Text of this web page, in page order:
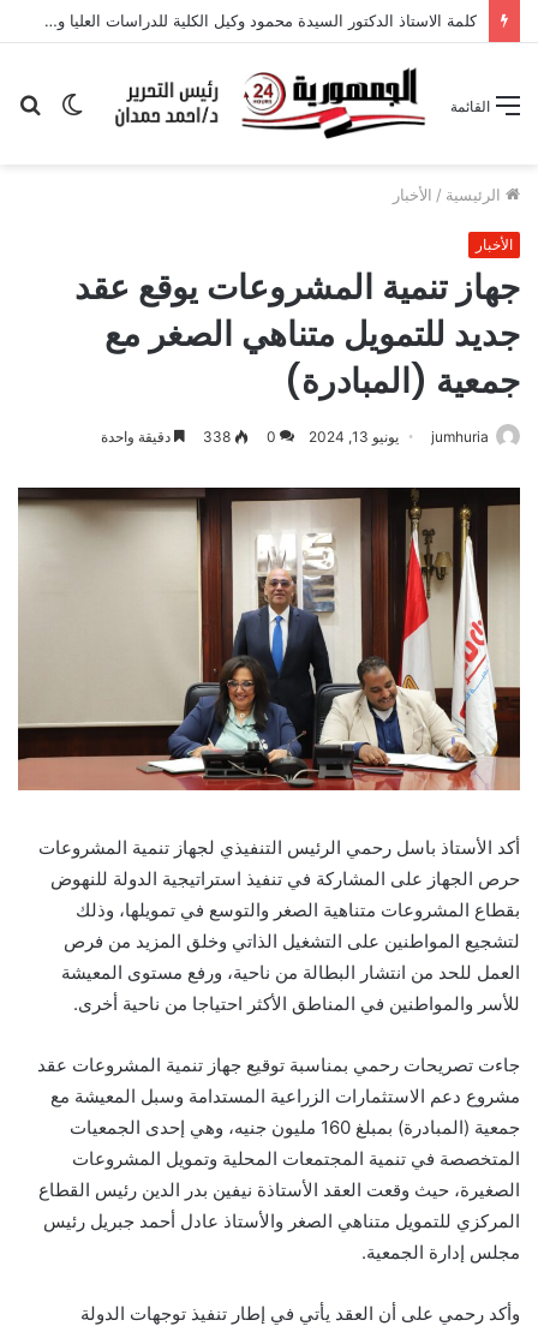
الوضع
القائمة
الرئيسية / الأخبار
الأخبار
جهاز تنمية المشروعات يوقع عقد
جديد للتمويل متناهي الصغر مع
جمعية (المبادرة)
jumhuria يونيو 13, 2024 0
338 دقيقة واحدة
أكد الأستاذ باسل رحمي الرئيس التنفيذي لجهاز تنمية المشروعات
حرص الجهاز على المشاركة في تنفيذ استراتيجية الدولة للنهوض
بقطاع المشروعات متناهية الصغر والتوسع في تمويلها، وذلك
لتشجيع المواطنين على التشغيل الذاتي وخلق المزيد من فرص
العمل للحد من انتشار البطالة من ناحية، ورفع مستوى المعيشة
للأسر والمواطنين في المناطق الأكثر احتياجا من ناحية أخرى.
جاءت تصريحات رحمي بمناسبة توقيع جهاز تنمية المشروعات عقد
مشروع دعم الاستثمارات الزراعية المستدامة وسبل المعيشة مع
جمعية (المبادرة) بمبلغ 160 مليون جنيه، وهي إحدى الجمعيات
المتخصصة في تنمية المجتمعات المحلية وتمويل المشروعات
الصغيرة، حيث وقعت العقد الأستاذة نيفين بدر الدين رئيس القطاع
المركزي للتمويل متناهي الصغر والأستاذ عادل أحمد جبريل رئيس
مجلس إدارة الجمعية.
وأكد رحمي على أن العقد يأتي في إطار تنفيذ توجهات الدولة